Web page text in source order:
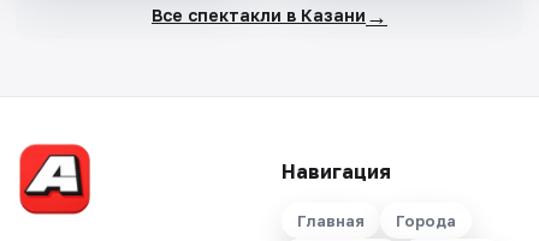
Все спектакли в Казани →
Навигация
Главная
Города